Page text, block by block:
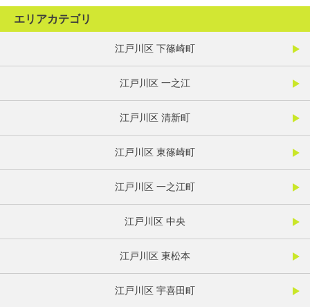
エリアカテゴリ
江戸川区 下篠崎町
江戸川区 一之江
江戸川区 清新町
江戸川区 東篠崎町
江戸川区 一之江町
江戸川区 中央
江戸川区 東松本
江戸川区 宇喜田町